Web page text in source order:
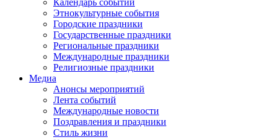
Календарь событий
Этнокультурные события
Городские праздники
Государственные праздники
Региональные праздники
Международные праздники
Религиозные праздники
Медиа
Анонсы мероприятий
Лента событий
Международные новости
Поздравления и праздники
Cтиль жизни